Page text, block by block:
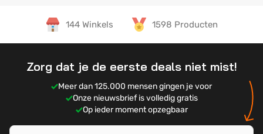
144 Winkels 1598 Producten
Zorg dat je de eerste deals niet mist!
Meer dan 125.000 mensen gingen je voor
Onze nieuwsbrief is volledig gratis
Op ieder moment opzegbaar